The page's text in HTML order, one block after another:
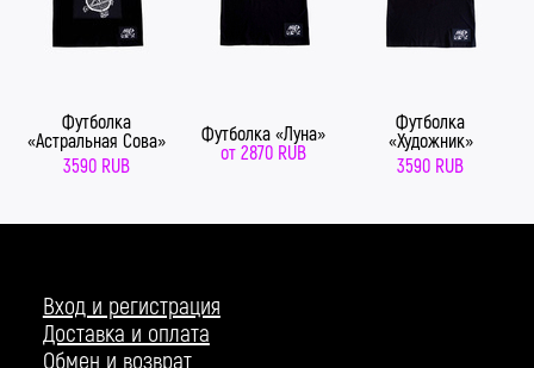
Футболка
«Астральная Сова»
3590 RUB
Футболка «Луна»
от 2870 RUB
Футболка
«Художник»
3590 RUB
Вход и регистрация
Доставка и оплата
Обмен и возврат